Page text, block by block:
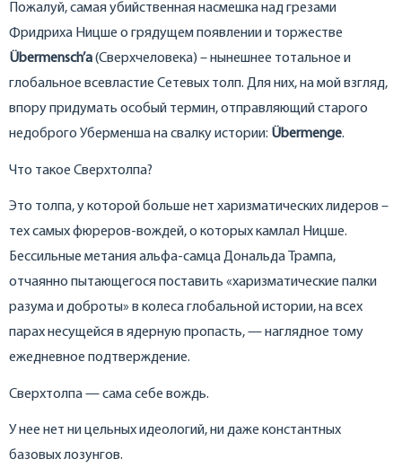
Пожалуй, самая убийственная насмешка над грезами
Фридриха Ницше о грядущем появлении и торжестве
Übermensch’а(Сверхчеловека) – нынешнее тотальное и
глобальное всевластие Сетевых толп. Для них, на мой взгляд,
впору придумать особый термин, отправляющий старого
недоброго Уберменша на свалку истории: Übermenge.
Что такое Сверхтолпа?
Это толпа, у которой больше нет харизматических лидеров –
тех самых фюреров-вождей, о которых камлал Ницше.
Бессильные метания альфа-самца Дональда Трампа,
отчаянно пытающегося поставить «харизматические палки
разума и доброты» в колеса глобальной истории, на всех
парах несущейся в ядерную пропасть, — наглядное тому
ежедневное подтверждение.
Сверхтолпа — сама себе вождь.
У нее нет ни цельных идеологий, ни даже константных
базовых лозунгов.